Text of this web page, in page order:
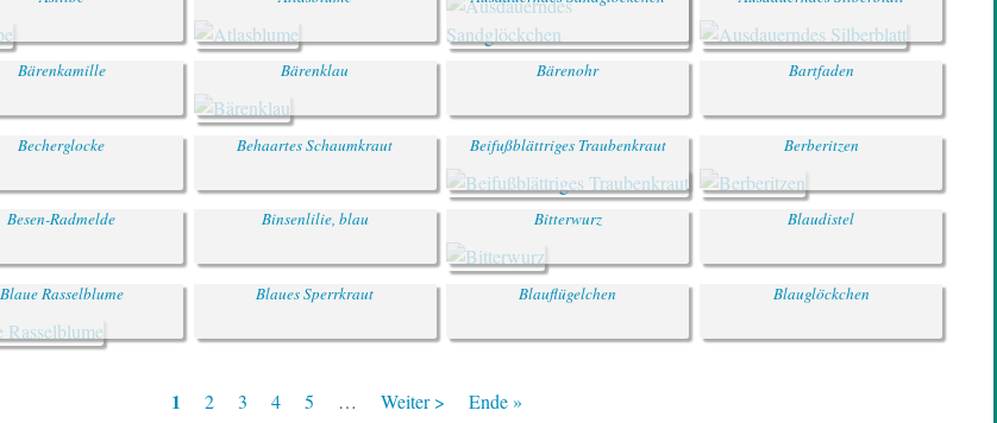
Bärenkamille Bärenklau Bärenohr Bartfaden
Becherglocke Behaartes Schaumkraut Beifußblättriges Traubenkraut Berberitzen
Besen-Radmelde Binsenlilie, blau Bitterwurz Blaudistel
Blaue Rasselblume Blaues Sperrkraut Blauflügelchen Blauglöckchen
Aktuelle
Seite
1 Page
2 Page
3 Page
4 Page
5 …
Nächste
Seite
Weiter >
Letzte
Seite
Ende »